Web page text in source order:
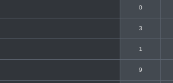
0
3
1
9